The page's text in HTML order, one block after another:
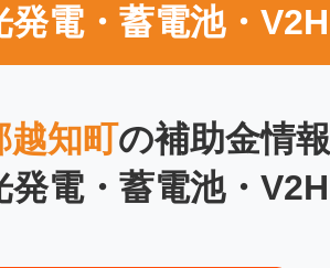
発電・蓄電池・V2H
越知町の補助金情報
発電・蓄電池・V2H